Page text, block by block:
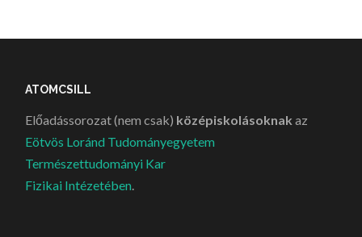
ATOMCSILL
Előadássorozat (nem csak) középiskolásoknak az
Eötvös Loránd Tudományegyetem
Természettudományi Kar
Fizikai Intézetében